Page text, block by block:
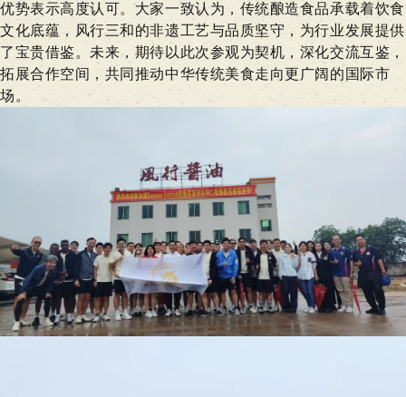
优势表示高度认可。大家一致认为，传统酿造食品承载着饮食
文化底蕴，风行三和的非遗工艺与品质坚守，为行业发展提供
了宝贵借鉴。未来，期待以此次参观为契机，深化交流互鉴，
拓展合作空间，共同推动中华传统美食走向更广阔的国际市
场。